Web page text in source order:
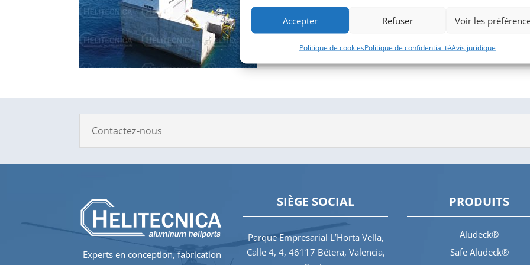
Accepter Refuser Voir les
Politique de cookiesPolitique de confidentialitéAvis juridique
Contactez-nous
Experts en conception, fabrication
SIÈGE SOCIAL
Parque Empresarial L’Horta Vella,
Calle 4, 4, 46117 Bétera, Valencia,
PRODUITS
Aludeck®
Safe Aludeck®